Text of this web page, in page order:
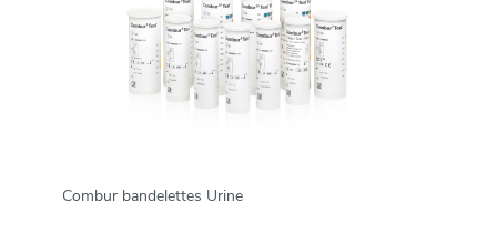
Combur bandelettes Urine